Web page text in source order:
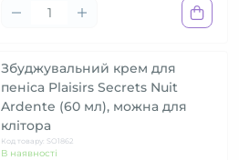
Збуджувальний крем для
пеніса Plaisirs Secrets Nuit
Ardente (60 мл), можна для
клітора
Код товару: SO1862
В наявності